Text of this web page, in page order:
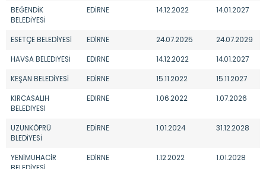
BEĞENDİK
BELEDİYESİ
EDİRNE 14.12.2022 14.01.2027
ESETÇE BELEDİYESİ EDİRNE 24.07.2025 24.07.2029
HAVSA BELEDİYESİ EDİRNE 14.12.2022 14.01.2027
KEŞAN BELEDİYESİ EDİRNE 15.11.2022 15.11.2027
KIRCASALİH
BELEDİYESİ
EDİRNE 1.06.2022 1.07.2026
UZUNKÖPRÜ
BLEDİYESİ
EDİRNE 1.01.2024 31.12.2028
YENİMUHACİR
EDİRNE 1.12.2022 1.01.2028